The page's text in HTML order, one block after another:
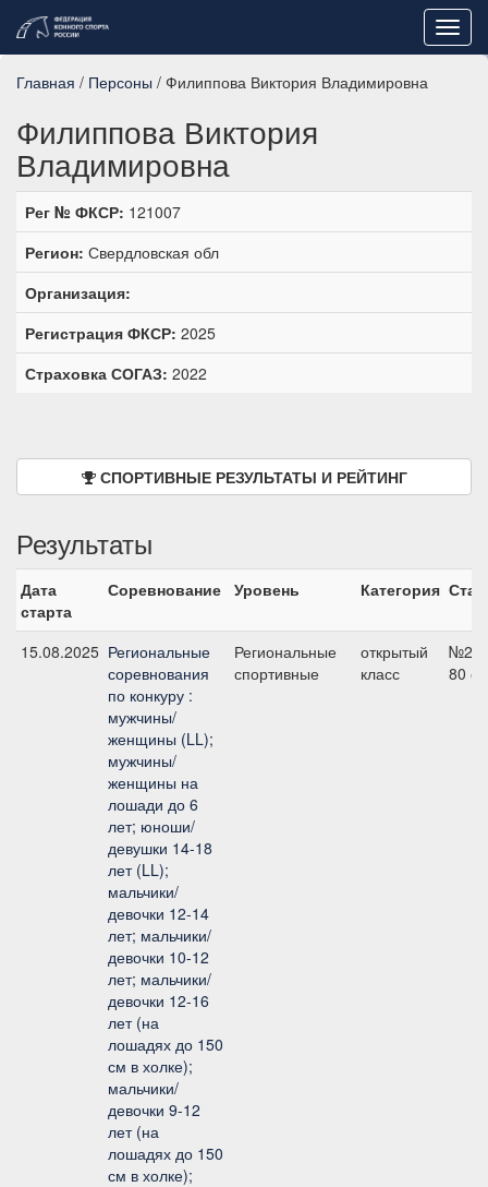
Главная / Персоны / Филиппова Виктория Владимировна
Филиппова Виктория
Владимировна
Рег № ФКСР: 121007
Регион: Свердловская обл
Организация:
Регистрация ФКСР: 2025
Страховка СОГАЗ: 2022
СПОРТИВНЫЕ РЕЗУЛЬТАТЫ И РЕЙТИНГ
Результаты
Дата
старта
Соревнование Уровень Категория
15.08.2025 Региональные
соревнования
по конкуру :
мужчины/
женщины (LL);
мужчины/
женщины на
лошади до 6
лет; юноши/
девушки 14-18
лет (LL);
мальчики/
девочки 12-14
лет; мальчики/
девочки 10-12
лет; мальчики/
девочки 12-16
лет (на
лошадях до 150
см в холке);
мальчики/
девочки 9-12
лет (на
лошадях до 150
см в холке);
Региональные
спортивные
открытый
класс
№2,
80 см